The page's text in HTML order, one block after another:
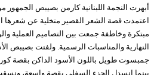
أبهرت النجمة اللبنانية كارمن بصيبص
اعتمدت قصة الشعر القصير متخلية عن شعرها
مبتكرة وخاطفة جمعت بين التصاميم العملية
النهارية والمناسبات الرسمية. ولفتت بصيبص
جمبسوت طويل باللون الأسود الداكن بقصة
بينما انسدل الجزء السفلي بقصة واسعة،